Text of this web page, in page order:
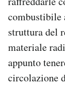
combustibile
struttura del
materiale
appunto
circolazione